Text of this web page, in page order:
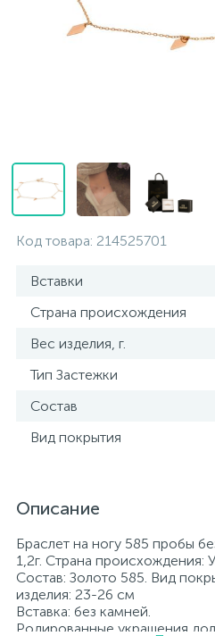
Код товара: 214525701
Вставки
Страна происхождения
Вес изделия, г.
Тип Застежки
Состав
Вид покрытия
Описание
Браслет на ногу 585 пробы
1,2г. Страна происхождения:
Состав: Золото 585. Вид
изделия: 23-26 см
Вставка: без камней.
Родированные украшения
КонтактыСеребряные колье
Серебряные сувениры